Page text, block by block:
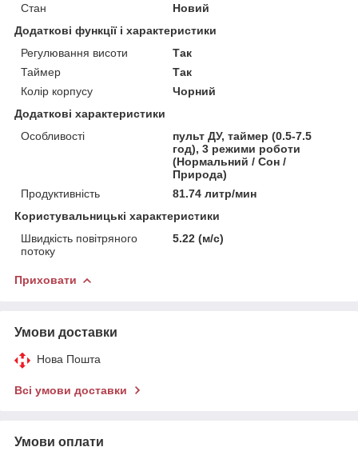
Стан
Новий
Додаткові функції і характеристики
Регулювання висоти
Так
Таймер
Так
Колір корпусу
Чорний
Додаткові характеристики
Особливості
пульт ДУ, таймер (0.5-7.5
год), 3 режими роботи
(Нормальний / Сон /
Природа)
Продуктивність
81.74 литр/мин
Користувальницькі характеристики
Швидкість повітряного
потоку
5.22 (м/с)
Приховати
Умови доставки
Нова Пошта
Всі умови доставки
Умови оплати